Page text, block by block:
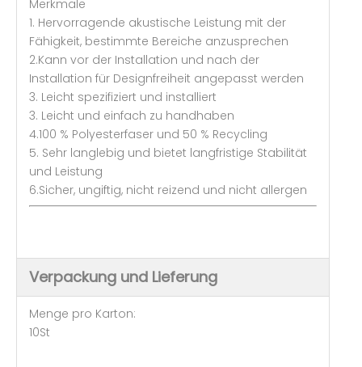
Merkmale
1. Hervorragende akustische Leistung mit der
Fähigkeit, bestimmte Bereiche anzusprechen
2.Kann vor der Installation und nach der
Installation für Designfreiheit angepasst werden
3. Leicht spezifiziert und installiert
3. Leicht und einfach zu handhaben
4.100 % Polyesterfaser und 50 % Recycling
5. Sehr langlebig und bietet langfristige Stabilität
und Leistung
6.Sicher, ungiftig, nicht reizend und nicht allergen
Verpackung und Lieferung
Menge pro Karton:
10St